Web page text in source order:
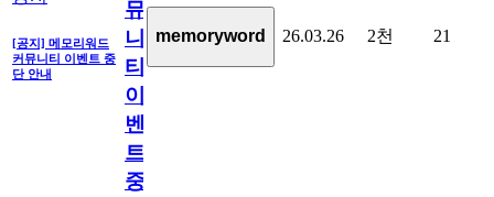
[공지] 메모리워드
커뮤니티 이벤트 중
단 안내
뮤
니
티
이
벤
트
중
memoryword 26.03.26 2천 21